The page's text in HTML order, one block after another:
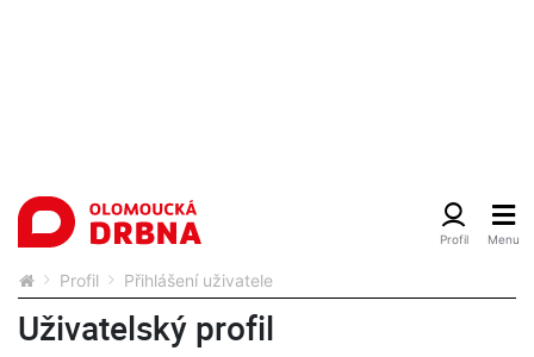
Profil Přihlášení uživatele
Uživatelský profil